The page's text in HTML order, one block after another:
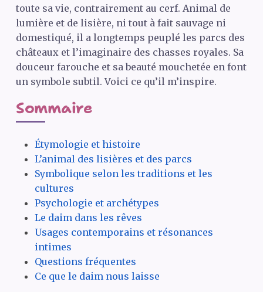
toute sa vie, contrairement au cerf. Animal de
lumière et de lisière, ni tout à fait sauvage ni
domestiqué, il a longtemps peuplé les parcs des
châteaux et l’imaginaire des chasses royales. Sa
douceur farouche et sa beauté mouchetée en font
un symbole subtil. Voici ce qu’il m’inspire.
Sommaire
Étymologie et histoire
L’animal des lisières et des parcs
Symbolique selon les traditions et les
cultures
Psychologie et archétypes
Le daim dans les rêves
Usages contemporains et résonances
intimes
Questions fréquentes
Ce que le daim nous laisse